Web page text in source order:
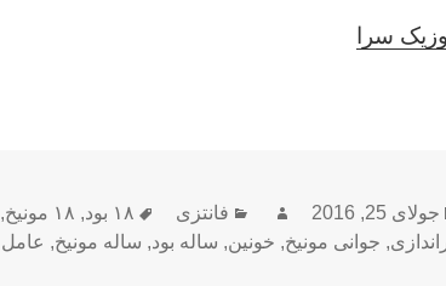
سرا
ارسال
شده
جولای 25, 2016 نویسندهدسته‌ها
فانتزی برچسب‌ها
۱۸ بود , ۱۸ مونیخ ,
, جوانی مونیخ, خونین, ساله بود, ساله مونیخ, عامل